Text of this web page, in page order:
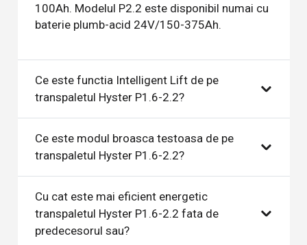
100Ah. Modelul P2.2 este disponibil numai cu
baterie plumb-acid 24V/150-375Ah.
Ce este functia Intelligent Lift de pe
transpaletul Hyster P1.6-2.2?
Ce este modul broasca testoasa de pe
transpaletul Hyster P1.6-2.2?
Cu cat este mai eficient energetic
transpaletul Hyster P1.6-2.2 fata de
predecesorul sau?